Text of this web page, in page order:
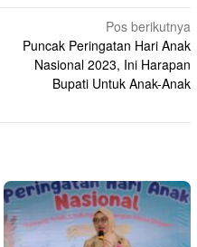
Pos berikutnya
Puncak Peringatan Hari Anak
Nasional 2023, Ini Harapan
Bupati Untuk Anak-Anak